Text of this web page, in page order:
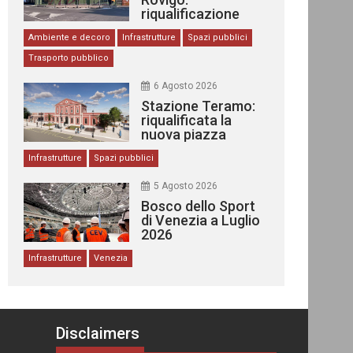
riqualificazione
delle stazioni
Ambiente e decoro Infrastrutture
Spazi pubblici
Trasporto pubblico
6 Agosto 2026
Stazione Teramo:
riqualificata la
nuova piazza
urbana
Infrastrutture Spazi pubblici
5 Agosto 2026
Bosco dello Sport
di Venezia a Luglio
2026
Infrastrutture Venezia
Disclaimers